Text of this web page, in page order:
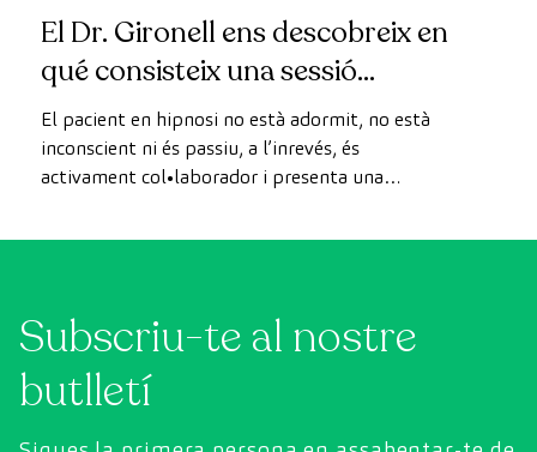
El Dr. Gironell ens descobreix en
qué consisteix una sessió
d’hipnosi clínica
El pacient en hipnosi no està adormit, no està
inconscient ni és passiu, a l’inrevés, és
activament col•laborador i presenta una
més de 90 pacients tractar, el Dr. Alexandre
amb èxit, conjuntament amb el seu equip […]
Subscriu-te al nostre
butlletí